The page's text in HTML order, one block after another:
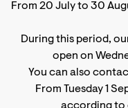
From 20 July to 30
During this period,
open on
You can also
From Tuesday 1